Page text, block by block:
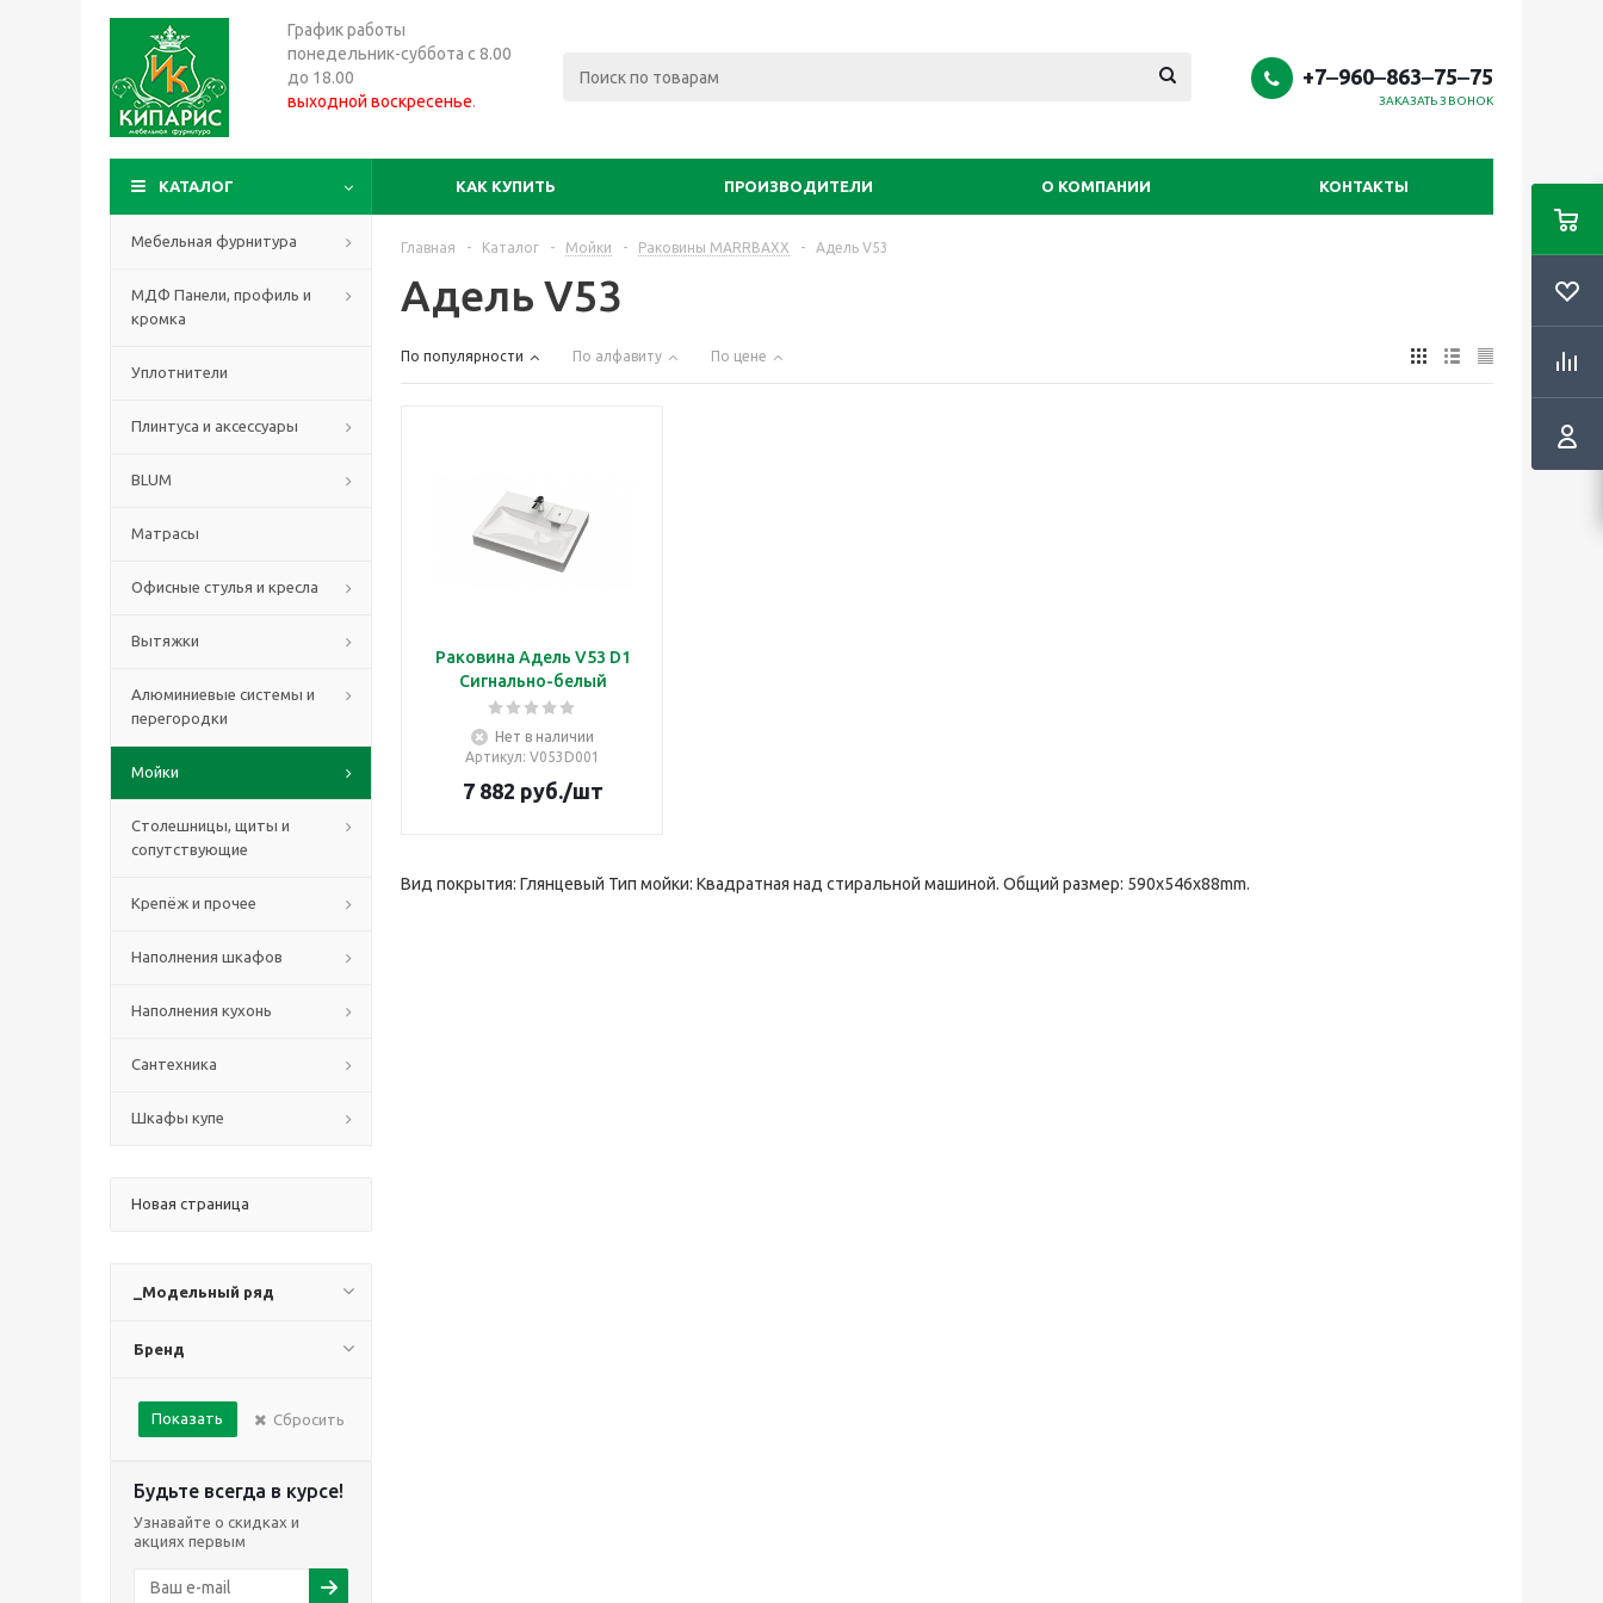
График работы
понедельник-суббота с 8.00
до 18.00
выходной воскресенье.
+7‒960‒863‒75‒75
ЗАКАЗАТЬ ЗВОНОК
КАТАЛОГ КАК КУПИТЬ ПРОИЗВОДИТЕЛИ О КОМПАНИИ КОНТАКТЫ
Мебельная фурнитура
МДФ Панели, профиль и
кромка
Уплотнители
Плинтуса и аксессуары
BLUM
Матрасы
Офисные стулья и кресла
Вытяжки
Алюминиевые системы и
перегородки
Мойки
Столешницы, щиты и
сопутствующие
Крепёж и прочее
Наполнения шкафов
Наполнения кухонь
Сантехника
Шкафы купе
Новая страница
_Модельный ряд
Бренд
Показать Сбросить
Будьте всегда в курсе!
Узнавайте о скидках и
акциях первым
Главная - Каталог - Мойки - Раковины MARRBAXX - Адель V53
Адель V53
По популярности По алфавиту По цене
Раковина Адель V53 D1
Сигнально-белый
Нет в наличии
Артикул: V053D001
7 882 руб./шт
Вид покрытия: Глянцевый Тип мойки: Квадратная над стиральной машиной. Общий размер: 590x546x88mm.